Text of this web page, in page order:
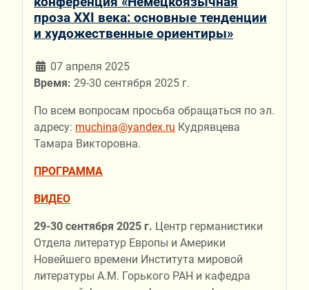
проза XXI века: основные тенденции
и художественные ориентиры»
07 апреля 2025
Время: 29-30 сентября 2025 г.
По всем вопросам просьба обращаться по эл.
адресу: muchina@yandex.ru Кудрявцева
Тамара Викторовна.
ПРОГРАММА
ВИДЕО
29-30 сентября 2025 г. Центр германистики
Отдела литератур Европы и Америки
Новейшего времени Института мировой
литературы А.М. Горького РАН и кафедра